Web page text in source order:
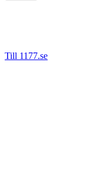
Till 1177.se